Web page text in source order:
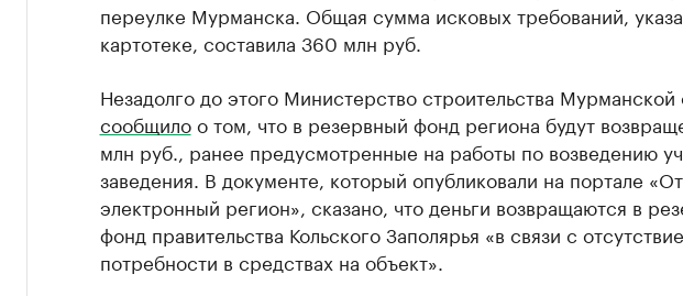
переулке Мурманска. Общая сумма исковых требований,
картотеке, составила 360 млн руб.
Незадолго до этого Министерство строительства Мурманской
сообщилоо том, что в резервный фонд региона будут
млн руб., ранее предусмотренные на работы по возведению
заведения. В документе, который опубликовали на портале
электронный регион», сказано, что деньги возвращаются в
фонд правительства Кольского Заполярья «в связи с
потребности в средствах на объект».